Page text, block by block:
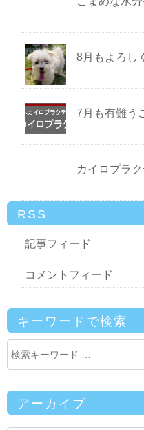
8月もよろし
7月も有難う
カイロプラ
RSS
記事フィード
コメントフィード
キーワードで検索
アーカイブ